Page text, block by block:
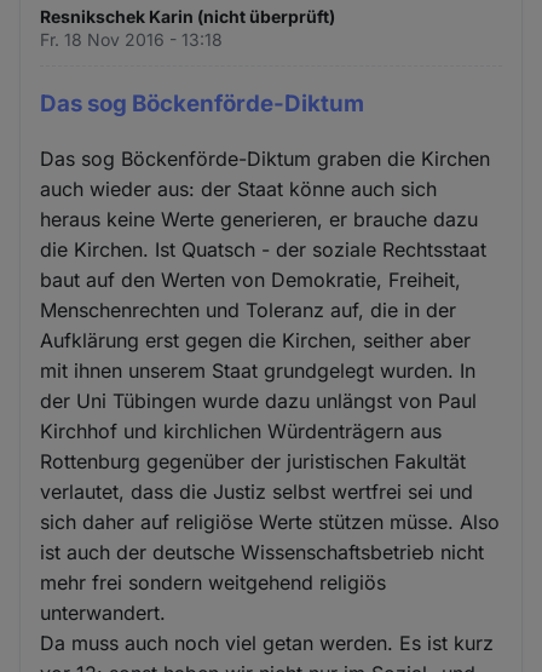
Resnikschek Karin (nicht überprüft)
Fr. 18 Nov 2016 - 13:18
Das sog Böckenförde-Diktum
Das sog Böckenförde-Diktum graben die Kirchen
auch wieder aus: der Staat könne auch sich
heraus keine Werte generieren, er brauche dazu
die Kirchen. Ist Quatsch - der soziale Rechtsstaat
baut auf den Werten von Demokratie, Freiheit,
Menschenrechten und Toleranz auf, die in der
Aufklärung erst gegen die Kirchen, seither aber
mit ihnen unserem Staat grundgelegt wurden. In
der Uni Tübingen wurde dazu unlängst von Paul
Kirchhof und kirchlichen Würdenträgern aus
Rottenburg gegenüber der juristischen Fakultät
verlautet, dass die Justiz selbst wertfrei sei und
sich daher auf religiöse Werte stützen müsse. Also
ist auch der deutsche Wissenschaftsbetrieb nicht
mehr frei sondern weitgehend religiös
unterwandert.
Da muss auch noch viel getan werden. Es ist kurz